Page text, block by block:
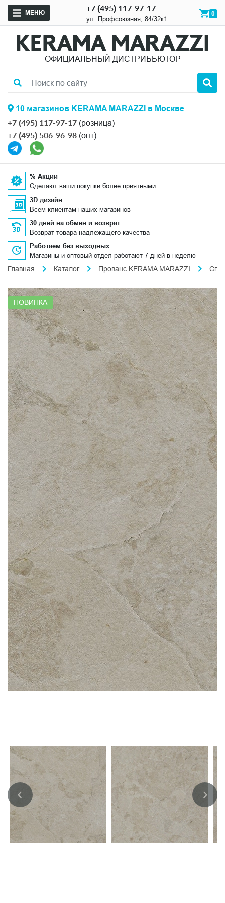
МЕНЮ +7 (495) 117-97-17
ул. Профсоюзная, 84/32к1
0
ОФИЦИАЛЬНЫЙ ДИСТРИБЬЮТОР
10 магазинов KERAMA MARAZZI в Москве
+7 (495) 117-97-17 (розница)
+7 (495) 506-96-98 (опт)
% Акции
Сделают ваши покупки более приятными
3D дизайн
Всем клиентам наших магазинов
30 дней на обмен и возврат
Возврат товара надлежащего качества
Работаем без выходных
Магазины и оптовый отдел работают 7 дней в неделю
Главная
Каталог Прованс KERAMA MARAZZI
НОВИНКА